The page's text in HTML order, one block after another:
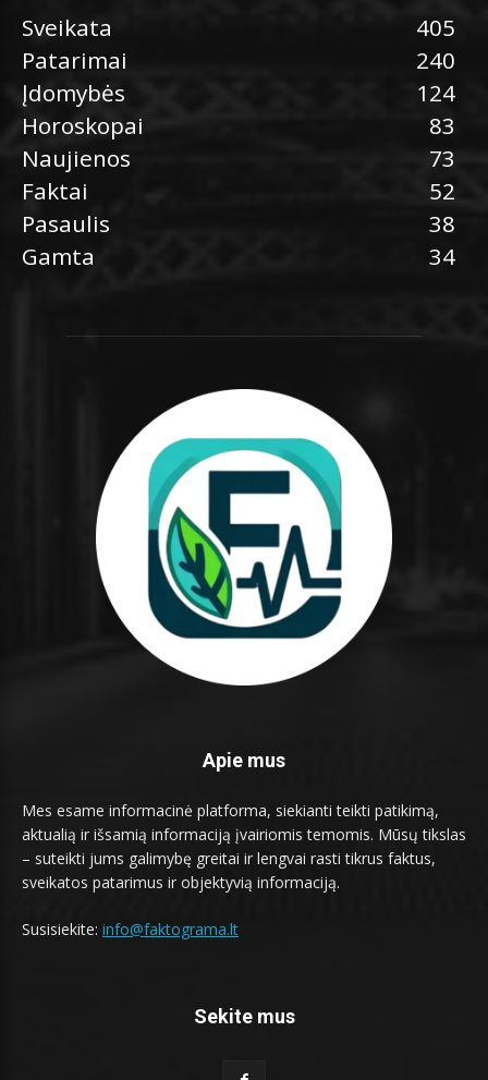
Sveikata
405
Patarimai
240
Įdomybės
124
Horoskopai
83
Naujienos
73
Faktai
52
Pasaulis
38
Gamta
34
Apie mus
Mes esame informacinė platforma, siekianti teikti patikimą,
aktualią ir išsamią informaciją įvairiomis temomis. Mūsų tikslas
– suteikti jums galimybę greitai ir lengvai rasti tikrus faktus,
sveikatos patarimus ir objektyvią informaciją.
Susisiekite: info@faktograma.lt
Sekite mus